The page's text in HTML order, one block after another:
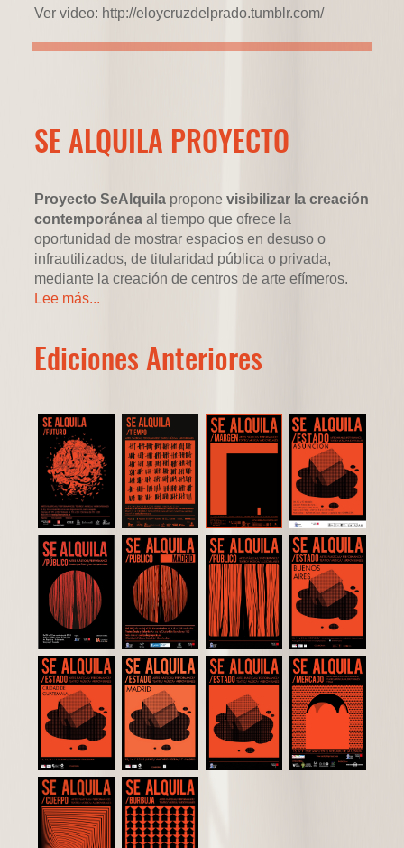
Ver video: http://eloycruzdelprado.tumblr.com/
SE ALQUILA PROYECTO
Proyecto SeAlquila proponevisibilizar la creación
contemporánea al tiempo que ofrece la
oportunidad de mostrar espacios en desuso o
infrautilizados, de titularidad pública o privada,
mediante la creación de centros de arte efímeros.
Lee más...
Ediciones Anteriores